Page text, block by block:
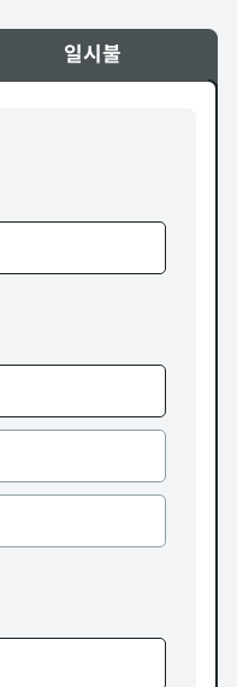
일시불